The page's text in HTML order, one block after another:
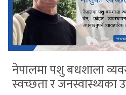
नेपालमा पशु बधशाला
स्वच्छता र जनस्वास्थ्यका